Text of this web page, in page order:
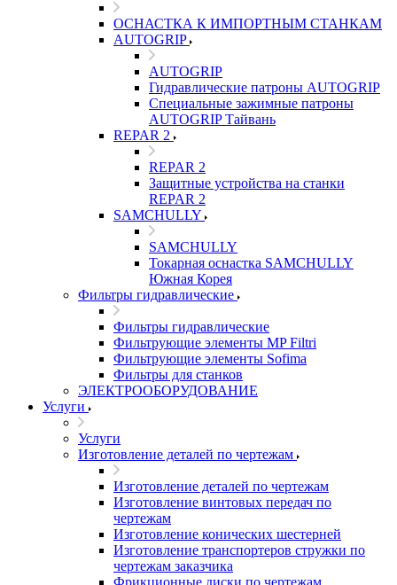
ОСНАСТКА К ИМПОРТНЫМ СТАНКАМ
AUTOGRIP
AUTOGRIP
Гидравлические патроны AUTOGRIP
Специальные зажимные патроны
AUTOGRIP Тайвань
REPAR 2
REPAR 2
Защитные устройства на станки
REPAR 2
SAMCHULLY
SAMCHULLY
Токарная оснастка SAMCHULLY
Южная Корея
Фильтры гидравлические
Фильтры гидравлические
Фильтрующие элементы MP Filtri
Фильтрующие элементы Sofima
Фильтры для станков
ЭЛЕКТРООБОРУДОВАНИЕ
Услуги
Услуги
Изготовление деталей по чертежам
Изготовление деталей по чертежам
Изготовление винтовых передач по
чертежам
Изготовление конических шестерней
Изготовление транспортеров стружки по
чертежам заказчика
Фрикционные диски по чертежам